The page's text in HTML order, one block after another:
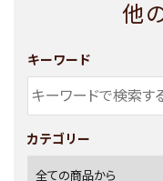
他
キーワード
カテゴリー